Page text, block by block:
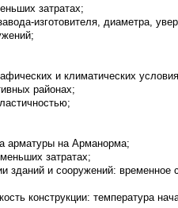
затратах;
изготовителя, диаметра,
и климатических
районах;
арматуры на Арманорма;
затратах;
зданий и сооружений: временное
конструкции: температура